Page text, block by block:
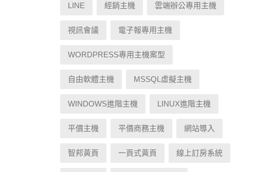
LINE 經銷主機 雲端辦公專用主機
視訊會議 電子報專用主機
WORDPRESS專用主機案型
自由軟體主機 MSSQL虛擬主機
WINDOWS進階主機 LINUX進階主機
平價主機 平價商務主機 網站導入
智邦黃頁 一頁式黃頁 線上訂房系統